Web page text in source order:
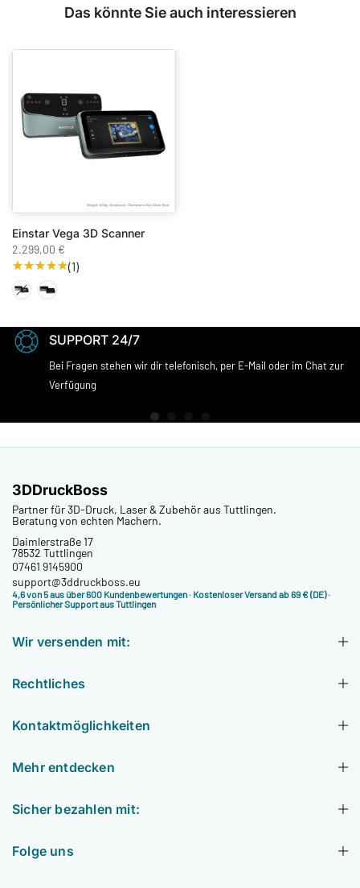
Das könnte Sie auch interessieren
Einstar Vega 3D Scanner
2.299,00 €
(1)
SUPPORT 24/7
Bei Fragen stehen wir dir telefonisch, per E-Mail oder im Chat zur
Verfügung
3DDruckBoss
Partner für 3D-Druck, Laser & Zubehör aus Tuttlingen.
Beratung von echten Machern.
Daimlerstraße 17
78532 Tuttlingen
07461 9145900
support@3ddruckboss.eu
4,6 von 5 aus über 600 Kundenbewertungen· Kostenloser Versand ab 69 € (DE) ·
Persönlicher Support aus Tuttlingen
Wir versenden mit:
Rechtliches
Kontaktmöglichkeiten
Mehr entdecken
Sicher bezahlen mit:
Folge uns